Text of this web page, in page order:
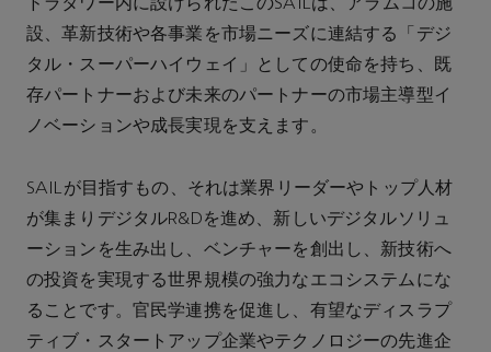
ドラタワー内に設けられたこのSAILは、アラムコの施
設、革新技術や各事業を市場ニーズに連結する「デジ
タル・スーパーハイウェイ」としての使命を持ち、既
存パートナーおよび未来のパートナーの市場主導型イ
ノベーションや成長実現を支えます。
SAILが目指すもの、それは業界リーダーやトップ人材
が集まりデジタルR&Dを進め、新しいデジタルソリュ
ーションを生み出し、ベンチャーを創出し、新技術へ
の投資を実現する世界規模の強力なエコシステムにな
ることです。官民学連携を促進し、有望なディスラプ
ティブ・スタートアップ企業やテクノロジーの先進企